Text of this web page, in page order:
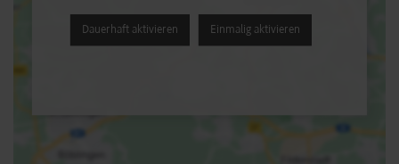
Dauerhaft aktivieren Einmalig aktivieren